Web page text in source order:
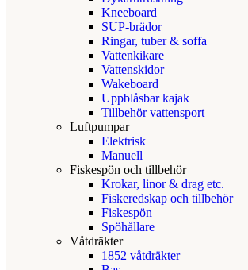
Kneeboard
SUP-brädor
Ringar, tuber & soffa
Vattenkikare
Vattenskidor
Wakeboard
Uppblåsbar kajak
Tillbehör vattensport
Luftpumpar
Elektrisk
Manuell
Fiskespön och tillbehör
Krokar, linor & drag etc.
Fiskeredskap och tillbehör
Fiskespön
Spöhållare
Våtdräkter
1852 våtdräkter